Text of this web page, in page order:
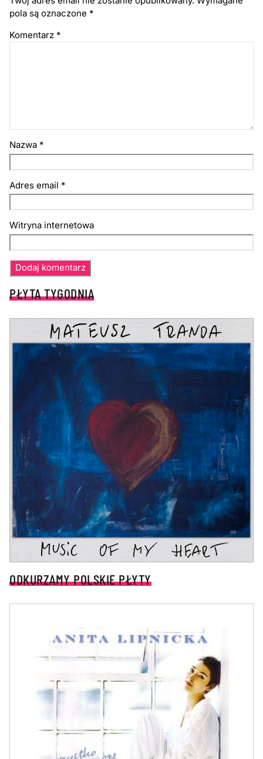
pola są oznaczone *
Komentarz *
Nazwa *
Adres email *
Witryna internetowa
PŁYTA TYGODNIA
ODKURZAMY POLSKIE PŁYTY